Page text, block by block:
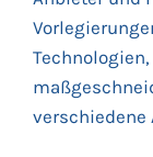
verschiedene